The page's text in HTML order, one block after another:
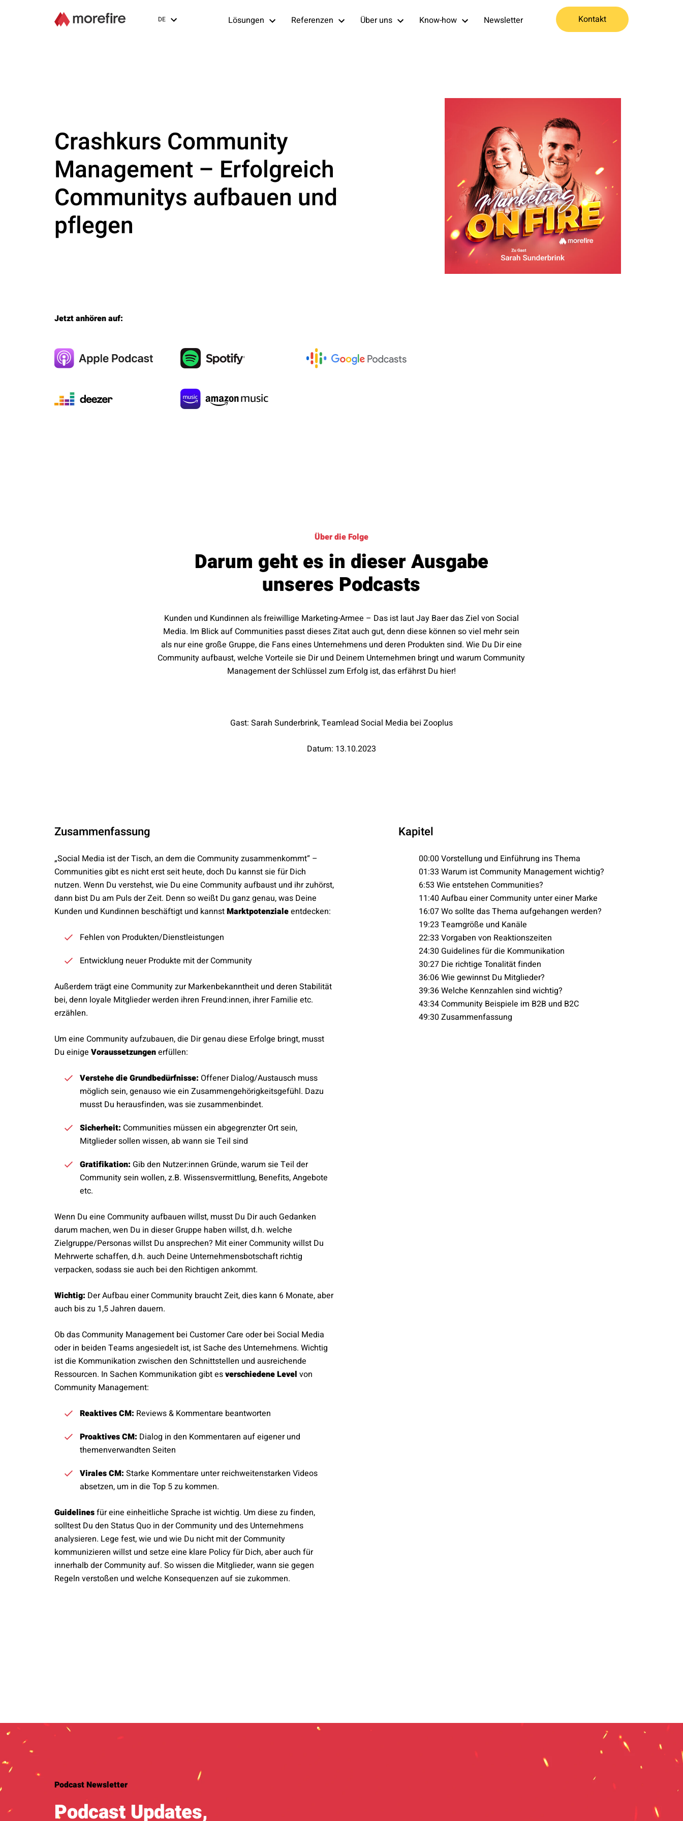
DE Lösungen Referenzen Über uns Know-how Newsletter Kontakt
Crashkurs Community
Management – Erfolgreich
Communitys aufbauen und
pflegen
Jetzt anhören auf:
Über die Folge
Darum geht es in dieser Ausgabe
unseres Podcasts
Kunden und Kundinnen als freiwillige Marketing-Armee – Das ist laut Jay Baer das Ziel von Social
Media. Im Blick auf Communities passt dieses Zitat auch gut, denn diese können so viel mehr sein
als nur eine große Gruppe, die Fans eines Unternehmens und deren Produkten sind. Wie Du Dir eine
Community aufbaust, welche Vorteile sie Dir und Deinem Unternehmen bringt und warum Community
Management der Schlüssel zum Erfolg ist, das erfährst Du hier!
Gast: Sarah Sunderbrink, Teamlead Social Media bei Zooplus
Datum: 13.10.2023
Zusammenfassung
„Social Media ist der Tisch, an dem die Community zusammenkommt“ –
Communities gibt es nicht erst seit heute, doch Du kannst sie für Dich
nutzen. Wenn Du verstehst, wie Du eine Community aufbaust und ihr zuhörst,
dann bist Du am Puls der Zeit. Denn so weißt Du ganz genau, was Deine
Kunden und Kundinnen beschäftigt und kannstMarktpotenzialeentdecken:
Fehlen von Produkten/Dienstleistungen
Entwicklung neuer Produkte mit der Community
Außerdem trägt eine Community zur Markenbekanntheit und deren Stabilität
bei, denn loyale Mitglieder werden ihren Freund:innen, ihrer Familie etc.
erzählen.
Um eine Community aufzubauen, die Dir genau diese Erfolge bringt, musst
Du einige Voraussetzungenerfüllen:
Verstehe die Grundbedürfnisse: Offener Dialog/Austausch muss
möglich sein, genauso wie ein Zusammengehörigkeitsgefühl. Dazu
musst Du herausfinden, was sie zusammenbindet.
Sicherheit: Communities müssen ein abgegrenzter Ort sein,
Mitglieder sollen wissen, ab wann sie Teil sind
Gratifikation: Gib den Nutzer:innen Gründe, warum sie Teil der
Community sein wollen, z.B. Wissensvermittlung, Benefits, Angebote
etc.
Wenn Du eine Community aufbauen willst, musst Du Dir auch Gedanken
darum machen, wen Du in dieser Gruppe haben willst, d.h. welche
Zielgruppe/Personas willst Du ansprechen? Mit einer Community willst Du
Mehrwerte schaffen, d.h. auch Deine Unternehmensbotschaft richtig
verpacken, sodass sie auch bei den Richtigen ankommt.
Wichtig: Der Aufbau einer Community braucht Zeit, dies kann 6 Monate, aber
auch bis zu 1,5 Jahren dauern.
Ob das Community Management bei Customer Care oder bei Social Media
oder in beiden Teams angesiedelt ist, ist Sache des Unternehmens. Wichtig
ist die Kommunikation zwischen den Schnittstellen und ausreichende
Ressourcen. In Sachen Kommunikation gibt esverschiedene Level von
Community Management:
Reaktives CM: Reviews & Kommentare beantworten
Proaktives CM: Dialog in den Kommentaren auf eigener und
themenverwandten Seiten
Virales CM: Starke Kommentare unter reichweitenstarken Videos
absetzen, um in die Top 5 zu kommen.
Guidelinesfür eine einheitliche Sprache ist wichtig. Um diese zu finden,
solltest Du den Status Quo in der Community und des Unternehmens
analysieren. Lege fest, wie und wie Du nicht mit der Community
kommunizieren willst und setze eine klare Policy für Dich, aber auch für
innerhalb der Community auf. So wissen die Mitglieder, wann sie gegen
Regeln verstoßen und welche Konsequenzen auf sie zukommen.
Kapitel
00:00Vorstellung und Einführung ins Thema
01:33 Warum ist Community Management wichtig?
6:53 Wie entstehen Communities?
11:40 Aufbau einer Community unter einer Marke
16:07 Wo sollte das Thema aufgehangen werden?
19:23 Teamgröße und Kanäle
22:33 Vorgaben von Reaktionszeiten
24:30 Guidelines für die Kommunikation
30:27 Die richtige Tonalität finden
36:06 Wie gewinnst Du Mitglieder?
39:36 Welche Kennzahlen sind wichtig?
43:34 Community Beispiele im B2B und B2C
49:30 Zusammenfassung
Podcast Newsletter
Podcast Updates,